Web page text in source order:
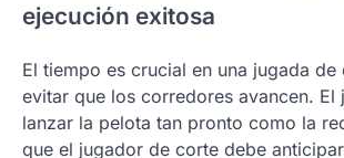
ejecución exitosa
El tiempo es crucial en una jugada de
evitar que los corredores avancen. El
lanzar la pelota tan pronto como la
que el jugador de corte debe